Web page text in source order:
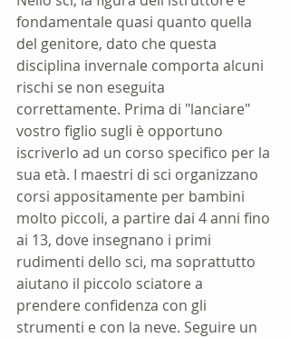
fondamentale quasi quanto quella
del genitore, dato che questa
disciplina invernale comporta alcuni
rischi se non eseguita
correttamente. Prima di "lanciare"
vostro figlio sugli è opportuno
iscriverlo ad un corso specifico per la
sua età. I maestri di sci organizzano
corsi appositamente per bambini
molto piccoli, a partire dai 4 anni fino
ai 13, dove insegnano i primi
rudimenti dello sci, ma soprattutto
aiutano il piccolo sciatore a
prendere confidenza con gli
strumenti e con la neve. Seguire un